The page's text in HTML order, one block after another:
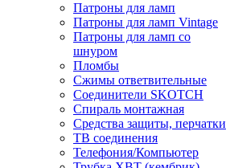
Патроны для ламп
Патроны для ламп Vintage
Патроны для ламп со
шнуром
Пломбы
Сжимы ответвительные
Соединители SKOTCH
Спираль монтажная
Средства защиты, перчатки
ТВ соединения
Телефония/Компьютер